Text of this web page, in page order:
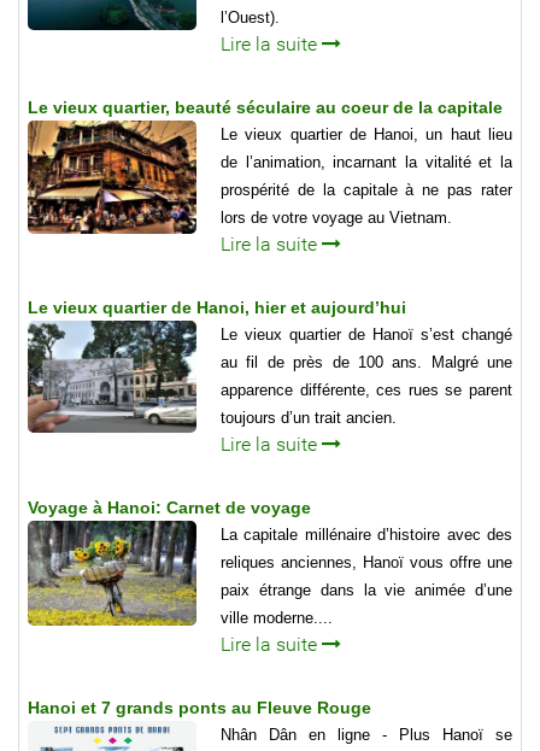
l’Ouest).
Lire la suite
Le vieux quartier, beauté séculaire au coeur de la capitale
Le vieux quartier de Hanoi, un haut lieu
de l’animation, incarnant la vitalité et la
prospérité de la capitale à ne pas rater
lors de votre voyage au Vietnam.
Lire la suite
Le vieux quartier de Hanoi, hier et aujourd’hui
Le vieux quartier de Hanoï s’est changé
au fil de près de 100 ans. Malgré une
apparence différente, ces rues se parent
toujours d’un trait ancien.
Lire la suite
Voyage à Hanoi: Carnet de voyage
La capitale millénaire d’histoire avec des
reliques anciennes, Hanoï vous offre une
paix étrange dans la vie animée d’une
ville moderne....
Lire la suite
Hanoi et 7 grands ponts au Fleuve Rouge
Nhân Dân en ligne - Plus Hanoï se